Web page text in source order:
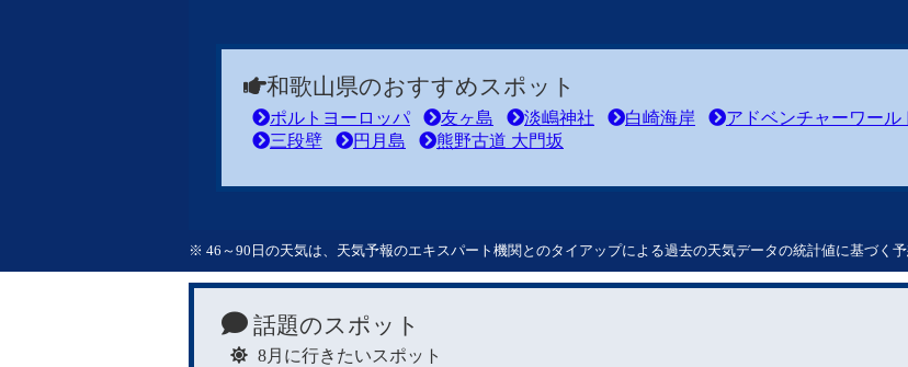
和歌山県のおすすめスポット
ポルトヨーロッパ 友ヶ島 淡嶋神社 白崎海岸 アドベンチャーワール
三段壁
円月島 熊野古道 大門坂
※ 46～90日の天気は、天気予報のエキスパート機関とのタイアップによる過去の天気データの統計値に基づく予
話題のスポット
8月に行きたいスポット